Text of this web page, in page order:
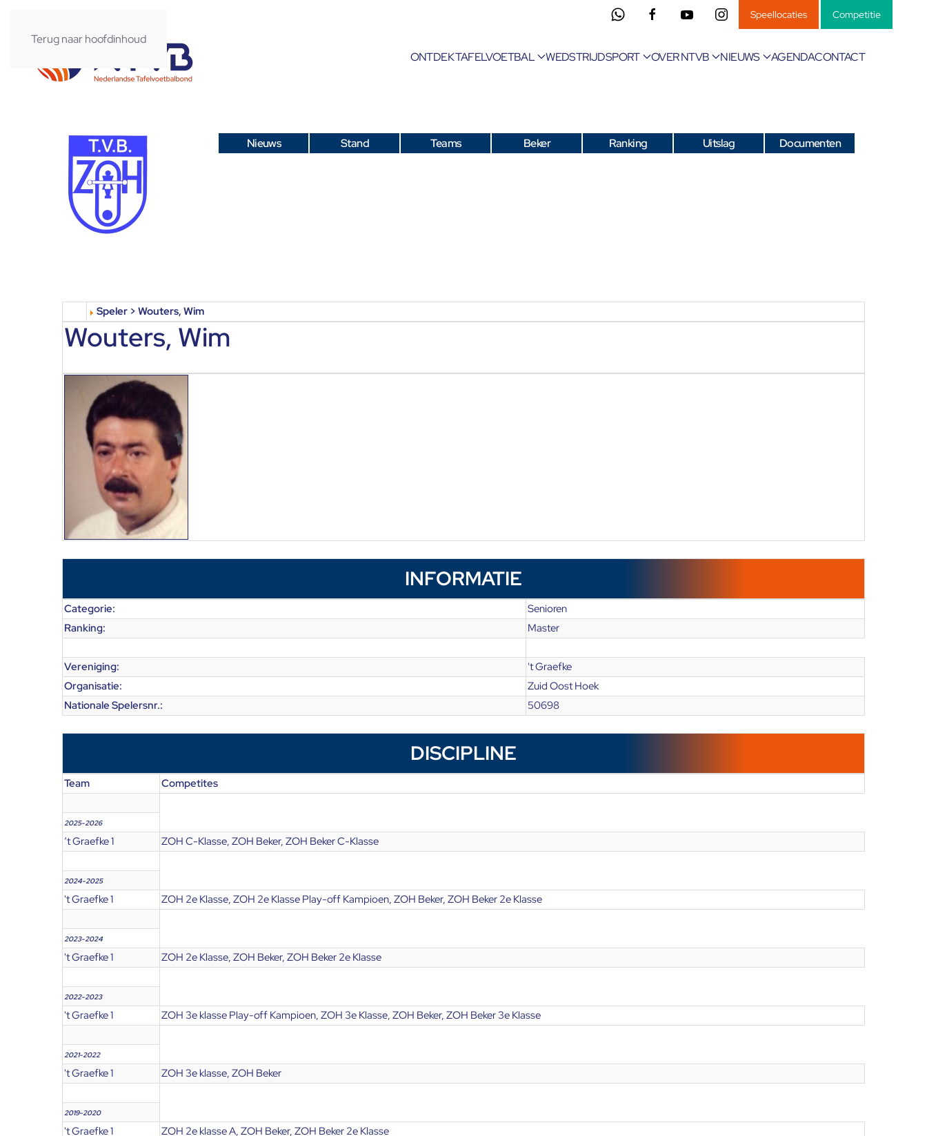
Terug naar hoofdinhoud
Speellocaties Competitie
ONTDEK TAFELVOETBAL WEDSTRIJDSPORT OVER NTVB NIEUWS AGENDACONTACT
Nieuws Stand Teams Beker Ranking Uitslag Documenten
Speler > Wouters, Wim
Wouters, Wim
INFORMATIE
Categorie:
Senioren
Ranking:
Master
Vereniging:
't Graefke
Organisatie:
Zuid Oost Hoek
Nationale Spelersnr.:
50698
DISCIPLINE
Team Competites
2025-2026
‘t Graefke 1 ZOH C-Klasse, ZOH Beker, ZOH Beker C-Klasse
2024-2025
't Graefke 1 ZOH 2e Klasse, ZOH 2e Klasse Play-off Kampioen, ZOH Beker, ZOH Beker 2e Klasse
2023-2024
't Graefke 1 ZOH 2e Klasse, ZOH Beker, ZOH Beker 2e Klasse
2022-2023
't Graefke 1 ZOH 3e klasse Play-off Kampioen, ZOH 3e Klasse, ZOH Beker, ZOH Beker 3e Klasse
2021-2022
't Graefke 1 ZOH 3e klasse, ZOH Beker
2019-2020
't Graefke 1 ZOH 2e klasse A, ZOH Beker, ZOH Beker 2e Klasse